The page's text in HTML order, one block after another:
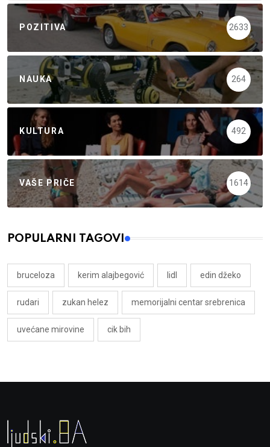
POZITIVA 2633
NAUKA 264
KULTURA 492
VAŠE PRIČE 1614
POPULARNI TAGOVI
bruceloza kerim alajbegović lidl edin džeko
rudari zukan helez memorijalni centar srebrenica
uvećane mirovine cik bih